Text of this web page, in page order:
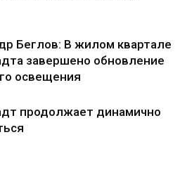
Беглов: В жилом квартале
завершено обновление
освещения
продолжает динамично